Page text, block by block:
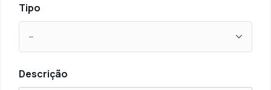
Tipo
Descrição